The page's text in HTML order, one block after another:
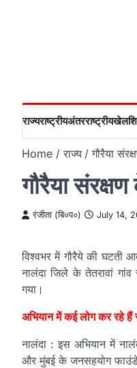
राज्यराष्ट्रीयअंतरराष्ट्रीयखेल
Home राज्य गौरैया
गौरैया
रंजीता (बि०प०) July 14,
विश्वभर में गौरैये की घटती
नालंदा जिले के तेतरावां
गया।
अभियान में कई लोग कर रहे हैं
नालंदा : इस अभियान में
और मुंबई के जनसहयोग